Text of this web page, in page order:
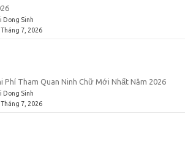
Dong Sinh
Tháng 7, 2026
Phí Tham Quan Ninh Chữ Mới Nhất Năm 2026
Dong Sinh
Tháng 7, 2026